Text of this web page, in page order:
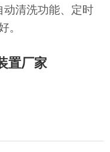
动清洗功能、定时
。
置厂家